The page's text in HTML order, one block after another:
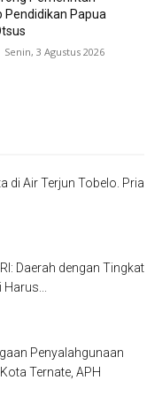
Pendidikan Papua
Senin, 3 Agustus 2026
di Air Terjun Tobelo. Pria
Daerah dengan Tingkat
Penyalahgunaan
Ternate, APH